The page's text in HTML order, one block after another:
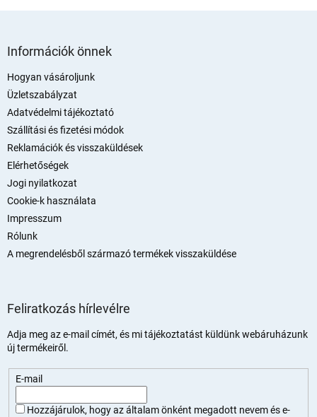
Információk önnek
Hogyan vásároljunk
Üzletszabályzat
Adatvédelmi tájékoztató
Szállítási és fizetési módok
Reklamációk és visszaküldések
Elérhetőségek
Jogi nyilatkozat
Cookie-k használata
Impresszum
Rólunk
A megrendelésből származó termékek visszaküldése
Feliratkozás hírlevélre
Adja meg az e-mail címét, és mi tájékoztatást küldünk webáruházunk
új termékeiről.
E-mail
Hozzájárulok, hogy az általam önként megadott nevem és e-